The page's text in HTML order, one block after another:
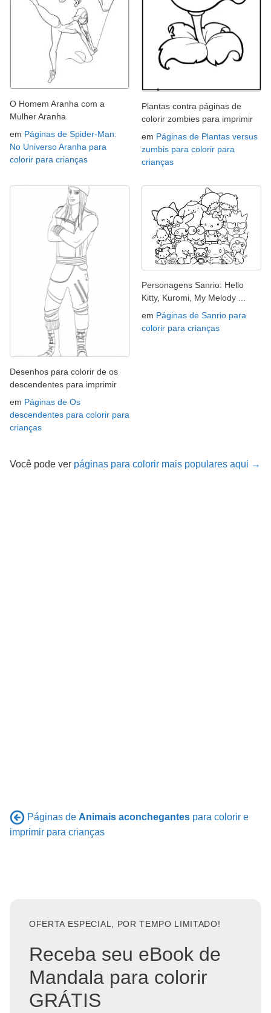
O Homem Aranha com a
Mulher Aranha
em Páginas de Spider-Man:
No Universo Aranha para
colorir para crianças
Plantas contra páginas de
colorir zombies para imprimir
em Páginas de Plantas versus
zumbis para colorir para
crianças
Desenhos para colorir de os
descendentes para imprimir
em Páginas de Os
descendentes para colorir para
crianças
Personagens Sanrio: Hello
Kitty, Kuromi, My Melody ...
em Páginas de Sanrio para
colorir para crianças
Você pode ver páginas para colorir mais populares aqui →
Páginas de Animais aconchegantes para colorir e
imprimir para crianças
OFERTA ESPECIAL, POR TEMPO LIMITADO!
Receba seu eBook de
Mandala para colorir
GRÁTIS